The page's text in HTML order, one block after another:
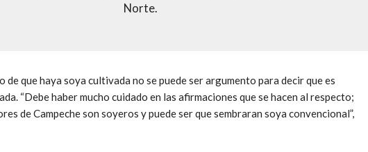
Norte.
de que haya soya cultivada no se puede ser argumento para decir que es
“Debe haber mucho cuidado en las afirmaciones que se hacen al respecto;
de Campeche son soyeros y puede ser que sembraran soya convencional”,